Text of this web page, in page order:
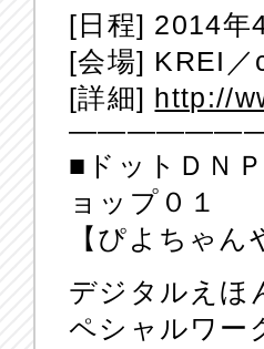
[日程] 2014年
[会場] KREI
[詳細] http://
■ドットＤＮ
ョップ０１
【ぴよちゃ
デジタルえほ
ペシャルワー